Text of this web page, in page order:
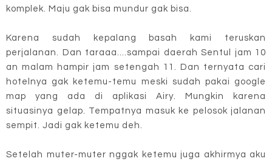
komplek. Maju gak bisa mundur gak bisa.
Karena sudah kepalang basah kami teruskan
perjalanan. Dan taraaa....sampai daerah Sentul jam 10
an malam hampir jam setengah 11. Dan ternyata cari
hotelnya gak ketemu-temu meski sudah pakai google
map yang ada di aplikasi Airy. Mungkin karena
situasinya gelap. Tempatnya masuk ke pelosok jalanan
sempit. Jadi gak ketemu deh.
Setelah muter-muter nggak ketemu juga akhirmya aku